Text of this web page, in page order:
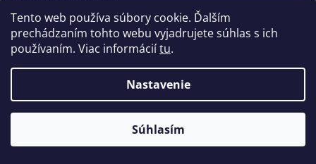
Tento web používa súbory cookie. Ďalším
prechádzaním tohto webu vyjadrujete súhlas s ich
používaním. Viac informáciítu.
Nastavenie
Súhlasím
🌡️ Z dôvodu vysokých teplôt bude naša predajňa od 5. 8. do 7.
Kontrola pripojenia a napájania
Najprv je nutné skontrolovať, či sú všetky kamery správne
pripojené ku kamerám a záznamovému zariadeniu.
Inicializácia kamier
Po overení pripojenia a napájania je čas na inicializáciu